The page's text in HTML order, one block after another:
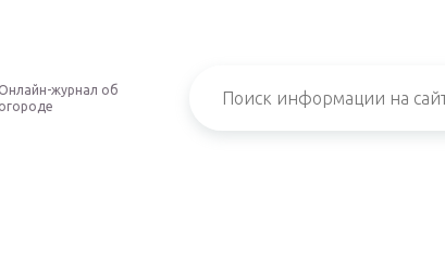
Онлайн-журнал об
огороде